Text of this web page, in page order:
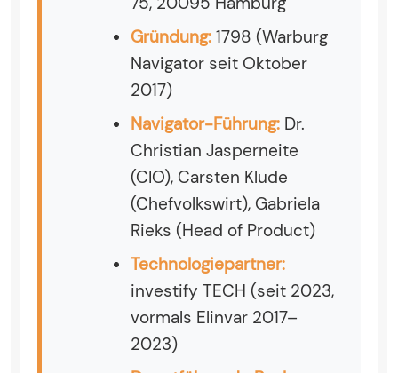
Gründung: 1798 (Warburg
Navigator seit Oktober
2017)
Navigator-Führung: Dr.
Christian Jasperneite
(CIO), Carsten Klude
(Chefvolkswirt), Gabriela
Rieks (Head of Product)
Technologiepartner:
investify TECH (seit 2023,
vormals Elinvar 2017–
2023)